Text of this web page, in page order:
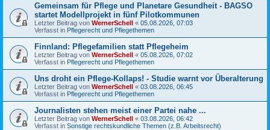
Gemeinsam für Pflege und Planetare Gesundheit - BAGSO
startet Modellprojekt in fünf Pilotkommunen
Letzter Beitrag von WernerSchell « 05.08.2026, 07:03
Verfasst in Pflegerecht und Pflegethemen
Finnland: Pflegefamilien statt Pflegeheim
Letzter Beitrag von WernerSchell « 05.08.2026, 07:02
Verfasst in Pflegerecht und Pflegethemen
Uns droht ein Pflege-Kollaps! - Studie warnt vor Überalterung
Letzter Beitrag von WernerSchell « 03.08.2026, 06:45
Verfasst in Pflegerecht und Pflegethemen
Journalisten stehen meist einer Partei nahe ...
Letzter Beitrag von WernerSchell « 03.08.2026, 06:42
Verfasst in Sonstige rechtskundliche Themen (z.B. Arbeitsrecht)